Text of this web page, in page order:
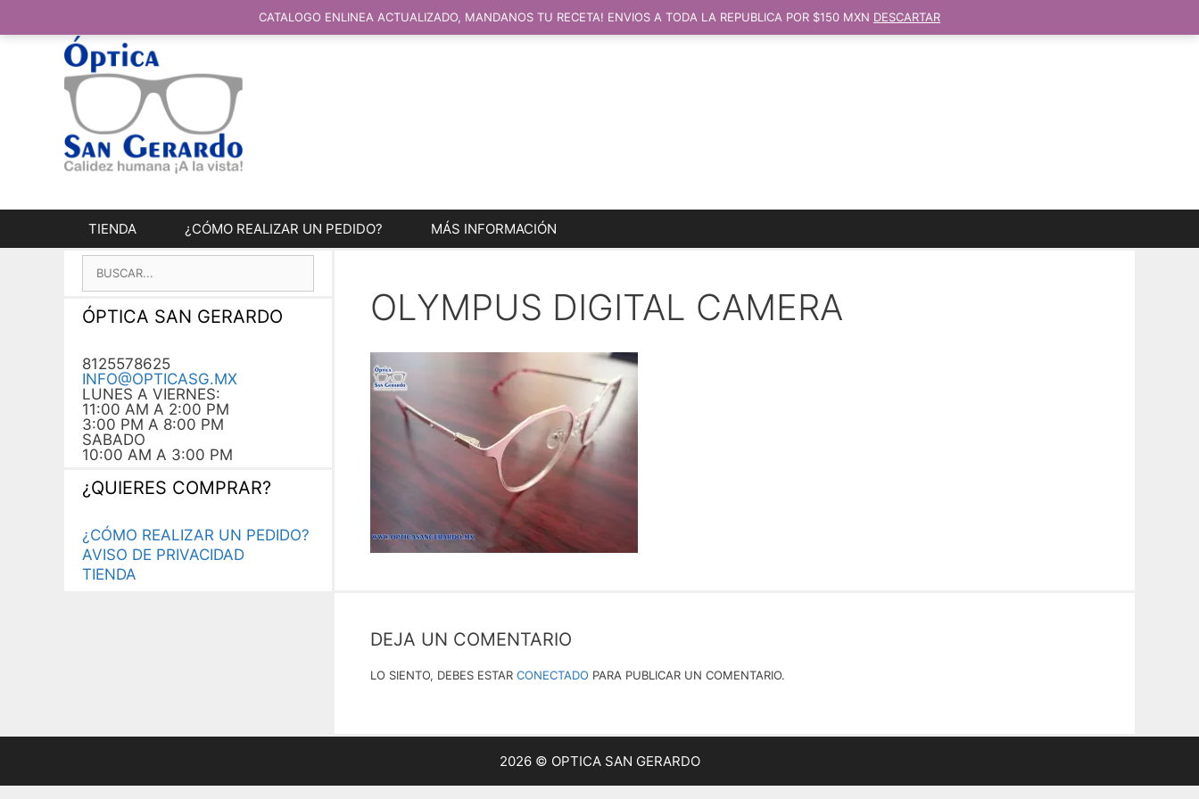
TIENDA ¿CÓMO REALIZAR UN PEDIDO? MÁS INFORMACIÓN
OLYMPUS DIGITAL CAMERA
DEJA UN COMENTARIO
LO SIENTO, DEBES ESTAR CONECTADO PARA PUBLICAR UN COMENTARIO.
BUSCAR:
ÓPTICA SAN GERARDO
8125578625
INFO@OPTICASG.MX
LUNES A VIERNES:
11:00 AM A 2:00 PM
3:00 PM A 8:00 PM
SABADO
10:00 AM A 3:00 PM
¿QUIERES COMPRAR?
¿CÓMO REALIZAR UN PEDIDO?
AVISO DE PRIVACIDAD
TIENDA
2026 © OPTICA SAN GERARDO
CATALOGO ENLINEA ACTUALIZADO, MANDANOS TU RECETA! ENVIOS A TODA LA REPUBLICA POR $150 MXN DESCARTAR